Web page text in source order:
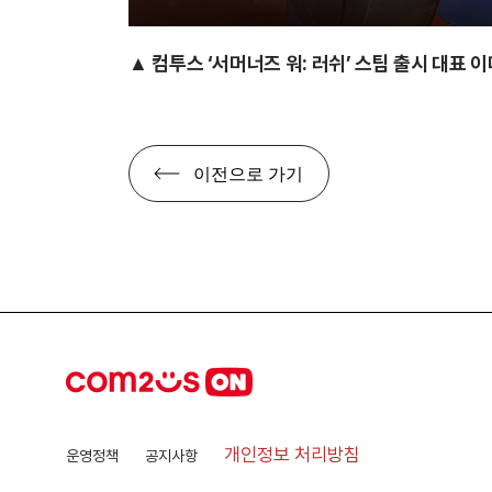
▲ 컴투스 ‘서머너즈 워: 러쉬’ 스팀 출시 대표
이전으로 가기
운영정책 공지사항 개인정보 처리방침